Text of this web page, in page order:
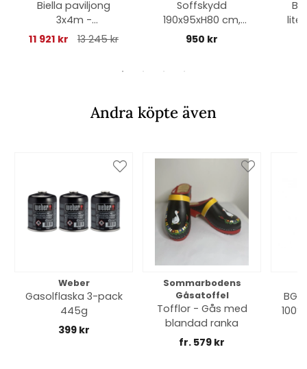
Biella paviljong
3x4m -
antracit/beige
11 921 kr 13 245 kr
Soffskydd
190x95xH80 cm,
andas - svart
950 kr
Andra köpte även
Weber
Gasolflaska 3-pack
445g
399 kr
Sommarbodens
Gåsatoffel
Tofflor - Gås med
blandad ranka
fr. 579 kr